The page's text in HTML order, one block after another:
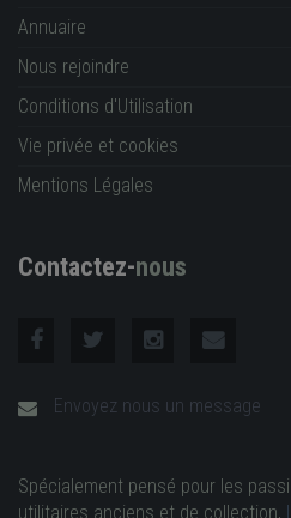
Annuaire
Nous rejoindre
Conditions d'Utilisation
Vie privée et cookies
Mentions Légales
Contactez-nous
Envoyez nous un message
Spécialement pensé pour les
utilitaires anciens et de collection,